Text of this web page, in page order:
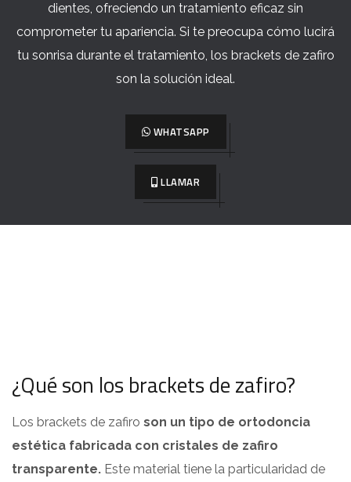
dientes, ofreciendo un tratamiento eficaz sin
comprometer tu apariencia. Si te preocupa cómo lucirá
tu sonrisa durante el tratamiento, los brackets de zafiro
son la solución ideal.
WHATSAPP
LLAMAR
¿Qué son los brackets de zafiro?
Los brackets de zafiro son un tipo de ortodoncia
estética fabricada con cristales de zafiro
transparente. Este material tiene la particularidad de